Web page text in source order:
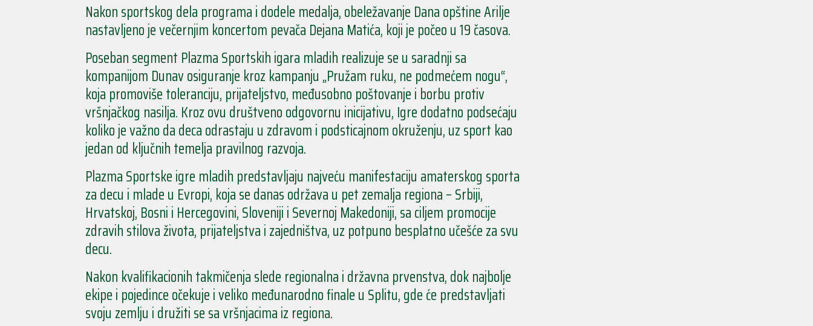
Nakon sportskog dela programa i dodele medalja, obeležavanje Dana opštine Arilje
nastavljeno je večernjim koncertom pevača Dejana Matića, koji je počeo u 19 časova.
Poseban segment Plazma Sportskih igara mladih realizuje se u saradnji sa
kompanijom Dunav osiguranje kroz kampanju „Pružam ruku, ne podmećem nogu“,
koja promoviše toleranciju, prijateljstvo, međusobno poštovanje i borbu protiv
vršnjačkog nasilja. Kroz ovu društveno odgovornu inicijativu, Igre dodatno podsećaju
koliko je važno da deca odrastaju u zdravom i podsticajnom okruženju, uz sport kao
jedan od ključnih temelja pravilnog razvoja.
Plazma Sportske igre mladih predstavljaju najveću manifestaciju amaterskog sporta
za decu i mlade u Evropi, koja se danas održava u pet zemalja regiona – Srbiji,
Hrvatskoj, Bosni i Hercegovini, Sloveniji i Severnoj Makedoniji, sa ciljem promocije
zdravih stilova života, prijateljstva i zajedništva, uz potpuno besplatno učešće za svu
decu.
Nakon kvalifikacionih takmičenja slede regionalna i državna prvenstva, dok najbolje
ekipe i pojedince očekuje i veliko međunarodno finale u Splitu, gde će predstavljati
svoju zemlju i družiti se sa vršnjacima iz regiona.